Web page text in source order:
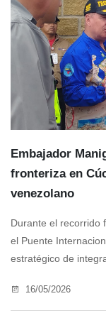
Embajador
fronteriza en
venezolano
Durante el recorrido
el Puente
estratégico de
16/05/2026